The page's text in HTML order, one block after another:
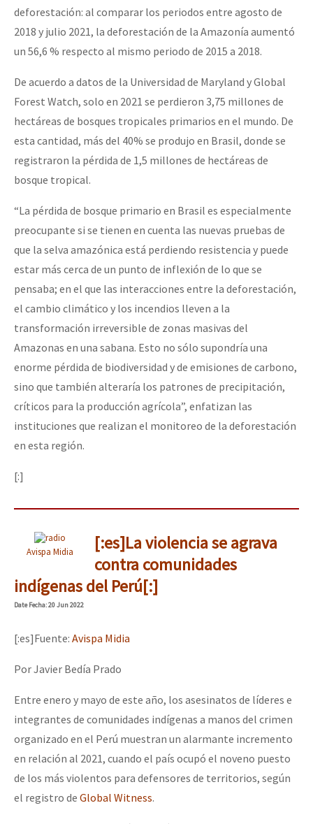
deforestación: al comparar los periodos entre agosto de
2018 y julio 2021, la deforestación de la Amazonía aumentó
un 56,6 % respecto al mismo periodo de 2015 a 2018.
De acuerdo a datos de la Universidad de Maryland y Global
Forest Watch, solo en 2021 se perdieron 3,75 millones de
hectáreas de bosques tropicales primarios en el mundo. De
esta cantidad, más del 40% se produjo en Brasil, donde se
registraron la pérdida de 1,5 millones de hectáreas de
bosque tropical.
“La pérdida de bosque primario en Brasil es especialmente
preocupante si se tienen en cuenta las nuevas pruebas de
que la selva amazónica está perdiendo resistencia y puede
estar más cerca de un punto de inflexión de lo que se
pensaba; en el que las interacciones entre la deforestación,
el cambio climático y los incendios lleven a la
transformación irreversible de zonas masivas del
Amazonas en una sabana. Esto no sólo supondría una
enorme pérdida de biodiversidad y de emisiones de carbono,
sino que también alteraría los patrones de precipitación,
críticos para la producción agrícola”, enfatizan las
instituciones que realizan el monitoreo de la deforestación
en esta región.
[:]
Avispa Midia
[:es]La violencia se agrava
contra comunidades
indígenas del Perú[:]
DateFecha: 20 Jun 2022
[:es]Fuente: Avispa Midia
Por Javier Bedía Prado
Entre enero y mayo de este año, los asesinatos de líderes e
integrantes de comunidades indígenas a manos del crimen
organizado en el Perú muestran un alarmante incremento
en relación al 2021, cuando el país ocupó el noveno puesto
de los más violentos para defensores de territorios, según
el registro de Global Witness.